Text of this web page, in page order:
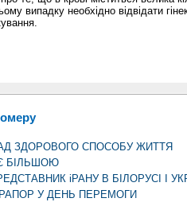
випадку необхідно відвідати
ЗДОРОВОГО СПОСОБУ ЖИТТЯ
БІЛЬШОЮ
іРАНУ В БІЛОРУСІ І
У ДЕНЬ ПЕРЕМОГИ